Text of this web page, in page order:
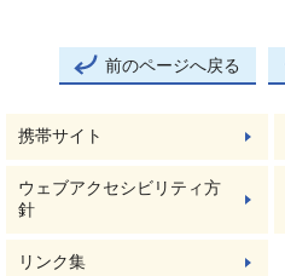
前のページへ戻る
携帯サイト
ウェブアクセシビリティ方
針
リンク集